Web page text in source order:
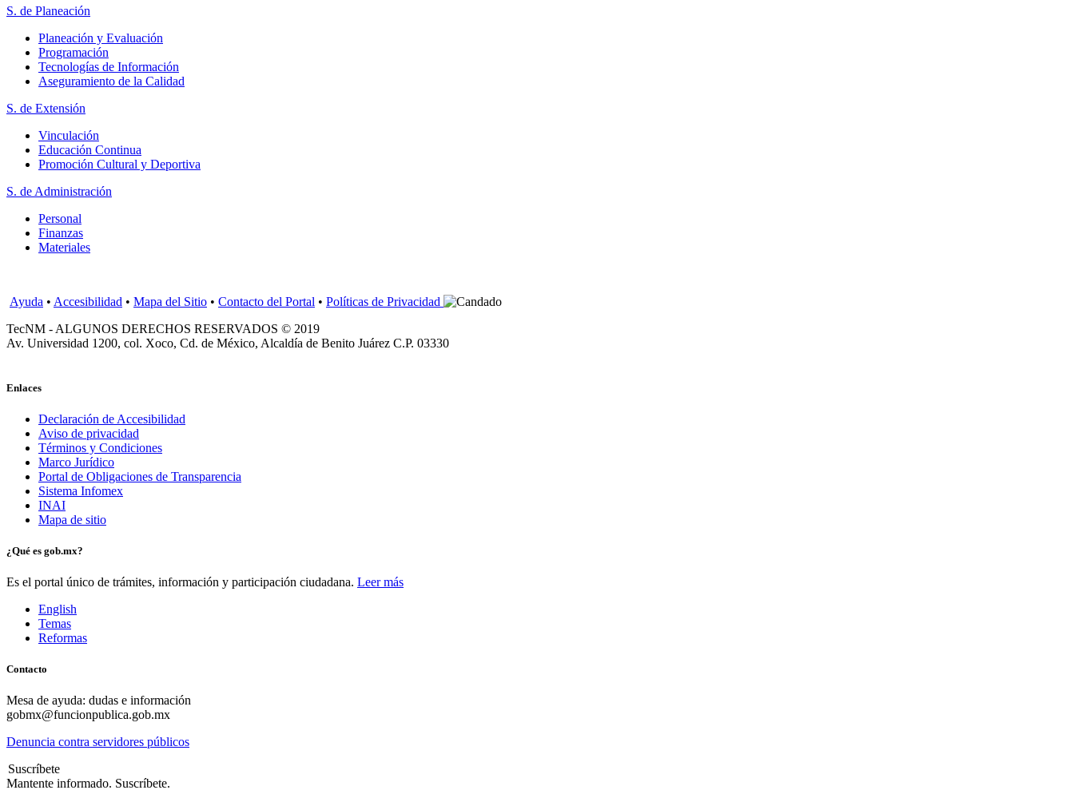
S. de Planeación
Planeación y Evaluación
Programación
Tecnologías de Información
Aseguramiento de la Calidad
S. de Extensión
Vinculación
Educación Continua
Promoción Cultural y Deportiva
S. de Administración
Personal
Finanzas
Materiales
Ayuda • Accesibilidad • Mapa del Sitio • Contacto del Portal • Políticas de Privacidad
TecNM - ALGUNOS DERECHOS RESERVADOS © 2019
Av. Universidad 1200, col. Xoco, Cd. de México, Alcaldía de Benito Juárez C.P. 03330
Enlaces
Declaración de Accesibilidad
Aviso de privacidad
Términos y Condiciones
Marco Jurídico
Portal de Obligaciones de Transparencia
Sistema Infomex
INAI
Mapa de sitio
¿Qué es gob.mx?
Es el portal único de trámites, información y participación ciudadana. Leer más
English
Temas
Reformas
Contacto
Mesa de ayuda: dudas e información
gobmx@funcionpublica.gob.mx
Denuncia contra servidores públicos
Suscríbete
Mantente informado. Suscríbete.